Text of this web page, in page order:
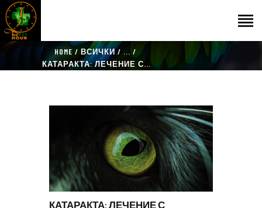
HOME ВСИЧКИ
...
КАТАРАКТА: ЛЕЧЕНИЕ С...
НАЧАЛО
THE VET HOUR
БЛОГ
КОНТАКТ
КАТАРАКТА: ЛЕЧЕНИЕ С